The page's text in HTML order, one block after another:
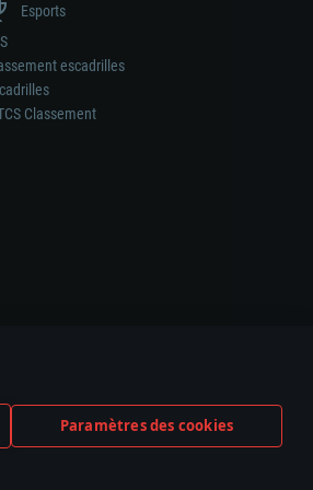
Paramètres des cookies
Esports
escadrilles
Classement
ou de véhicule.